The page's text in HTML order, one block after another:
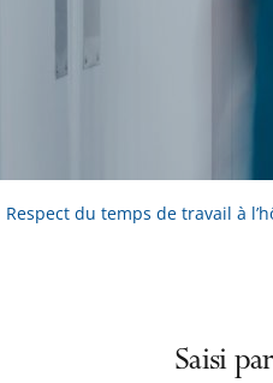
Respect du temps de travail à
Saisi